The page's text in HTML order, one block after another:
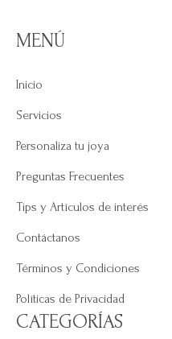
MENÚ
Inicio
Servicios
Personaliza tu joya
Preguntas Frecuentes
Tips y Artículos de interés
Contáctanos
Términos y Condiciones
Políticas de Privacidad
CATEGORÍAS